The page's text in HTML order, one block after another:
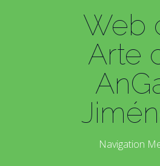
Web
Arte
Navigation